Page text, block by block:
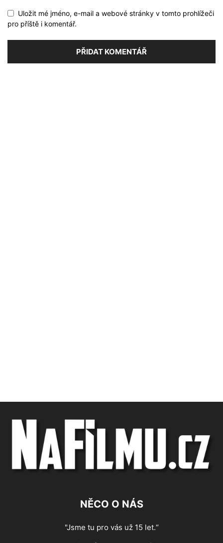
Uložit mé jméno, e-mail a webové stránky v tomto prohlížeči
pro příště i komentář.
NĚCO O NÁS
"Jsme tu pro vás už 15 let.“